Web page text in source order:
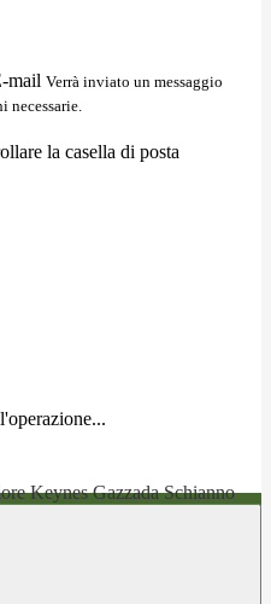
mail Verrà inviato un messaggio
la casella di posta